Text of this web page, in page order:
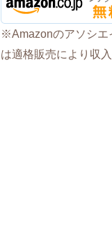
※Amazonのアソシエ
は適格販売により収